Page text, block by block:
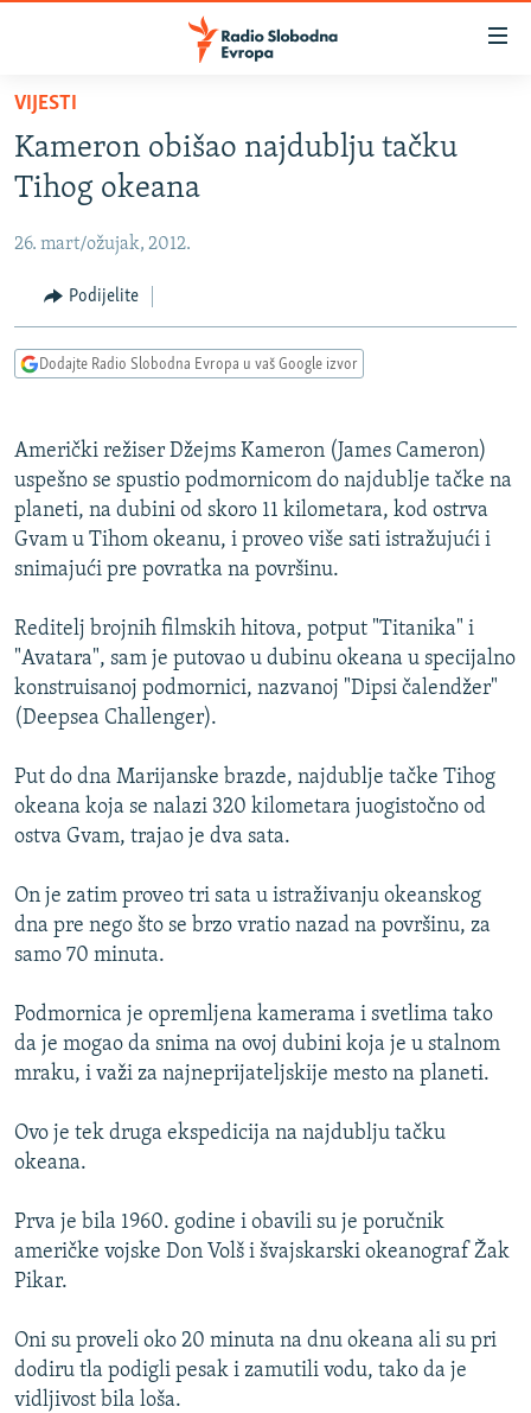
Pređite
glavni
sadržaj
na
navigaciju
Pređite
na
BOSNA I HERCEGOVINA
SRBIJA
KOSOVO
CRNA GORA
VIDEO
INFOGRAFIKE
PODCASTI
KINA NA BALKANU
RSE PRIČE IZ SVIJETA
ISPRIČAJ MI
SPECIJALI RSE
VIŠE OD NASLOVA
GENOCID U SREBRENICI
POPLAVE I KLIZIŠTA U BIH 2024.
TV LIBERTY
MOJA EVROPA
TRI DECENIJE OD RATA U BIH
NASTANAK I RASPAD JUGOSLAVIJE
Sve RFE/RL stranice
VIJESTI
Kameron obišao najdublju tačku
Tihog okeana
26. mart/ožujak, 2012.
Podijelite
Dodajte Radio Slobodna Evropa u vaš Google izvor
Američki režiser Džejms Kameron (James Cameron)
uspešno se spustio podmornicom do najdublje tačke na
planeti, na dubini od skoro 11 kilometara, kod ostrva
Gvam u Tihom okeanu, i proveo više sati istražujući i
snimajući pre povratka na površinu.
Reditelj brojnih filmskih hitova, potput "Titanika" i
"Avatara", sam je putovao u dubinu okeana u specijalno
konstruisanoj podmornici, nazvanoj "Dipsi čalendžer"
(Deepsea Challenger).
Put do dna Marijanske brazde, najdublje tačke Tihog
okeana koja se nalazi 320 kilometara juogistočno od
ostva Gvam, trajao je dva sata.
On je zatim proveo tri sata u istraživanju okeanskog
dna pre nego što se brzo vratio nazad na površinu, za
samo 70 minuta.
Podmornica je opremljena kamerama i svetlima tako
da je mogao da snima na ovoj dubini koja je u stalnom
mraku, i važi za najneprijateljskije mesto na planeti.
Ovo je tek druga ekspedicija na najdublju tačku
okeana.
Prva je bila 1960. godine i obavili su je poručnik
američke vojske Don Volš i švajskarski okeanograf Žak
Pikar.
Oni su proveli oko 20 minuta na dnu okeana ali su pri
dodiru tla podigli pesak i zamutili vodu, tako da je
vidljivost bila loša.